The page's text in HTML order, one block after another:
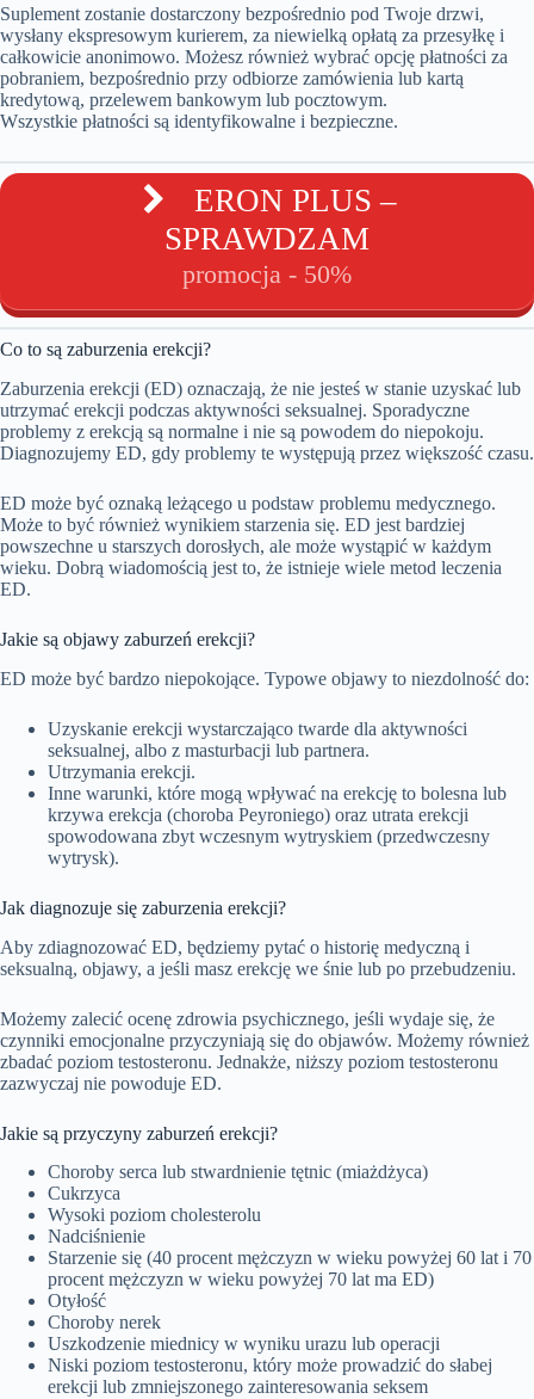
Suplement zostanie dostarczony bezpośrednio pod Twoje drzwi,
wysłany ekspresowym kurierem, za niewielką opłatą za przesyłkę i
całkowicie anonimowo. Możesz również wybrać opcję płatności za
pobraniem, bezpośrednio przy odbiorze zamówienia lub kartą
kredytową, przelewem bankowym lub pocztowym.
Wszystkie płatności są identyfikowalne i bezpieczne.
ERON PLUS –
SPRAWDZAM
promocja - 50%
Co to są zaburzenia erekcji?
Zaburzenia erekcji (ED) oznaczają, że nie jesteś w stanie uzyskać lub
utrzymać erekcji podczas aktywności seksualnej. Sporadyczne
problemy z erekcją są normalne i nie są powodem do niepokoju.
Diagnozujemy ED, gdy problemy te występują przez większość czasu.
ED może być oznaką leżącego u podstaw problemu medycznego.
Może to być również wynikiem starzenia się. ED jest bardziej
powszechne u starszych dorosłych, ale może wystąpić w każdym
wieku. Dobrą wiadomością jest to, że istnieje wiele metod leczenia
ED.
Jakie są objawy zaburzeń erekcji?
ED może być bardzo niepokojące. Typowe objawy to niezdolność do:
Uzyskanie erekcji wystarczająco twarde dla aktywności
seksualnej, albo z masturbacji lub partnera.
Utrzymania erekcji.
Inne warunki, które mogą wpływać na erekcję to bolesna lub
krzywa erekcja (choroba Peyroniego) oraz utrata erekcji
spowodowana zbyt wczesnym wytryskiem (przedwczesny
wytrysk).
Jak diagnozuje się zaburzenia erekcji?
Aby zdiagnozować ED, będziemy pytać o historię medyczną i
seksualną, objawy, a jeśli masz erekcję we śnie lub po przebudzeniu.
Możemy zalecić ocenę zdrowia psychicznego, jeśli wydaje się, że
czynniki emocjonalne przyczyniają się do objawów. Możemy również
zbadać poziom testosteronu. Jednakże, niższy poziom testosteronu
zazwyczaj nie powoduje ED.
Jakie są przyczyny zaburzeń erekcji?
Choroby serca lub stwardnienie tętnic (miażdżyca)
Cukrzyca
Wysoki poziom cholesterolu
Nadciśnienie
Starzenie się (40 procent mężczyzn w wieku powyżej 60 lat i 70
procent mężczyzn w wieku powyżej 70 lat ma ED)
Otyłość
Choroby nerek
Uszkodzenie miednicy w wyniku urazu lub operacji
Niski poziom testosteronu, który może prowadzić do słabej
erekcji lub zmniejszonego zainteresowania seksem